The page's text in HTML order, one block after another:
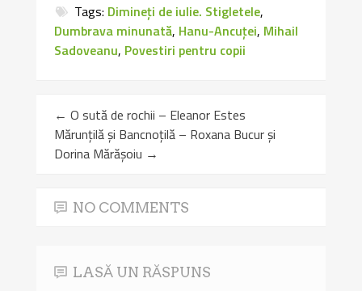
Tags: Dimineți de iulie. Stigletele,
Dumbrava minunată, Hanu-Ancuței, Mihail
Sadoveanu, Povestiri pentru copii
← O sută de rochii – Eleanor Estes
Mărunțilă și Bancnoțilă – Roxana Bucur și
Dorina Mărășoiu →
NO COMMENTS
LASĂ UN RĂSPUNS